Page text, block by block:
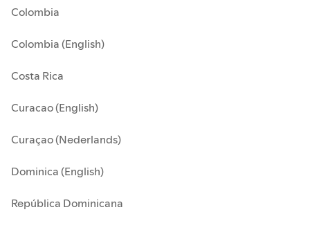
Colombia
Colombia (English)
Costa Rica
Curacao (English)
Curaçao (Nederlands)
Dominica (English)
República Dominicana